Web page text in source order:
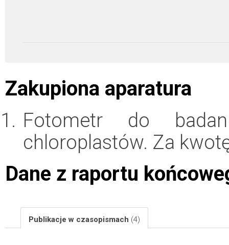
Zakupiona aparatura
Fotometr do
chloroplastów. Za
Dane z raportu
Publikacje w czasopismach (4)